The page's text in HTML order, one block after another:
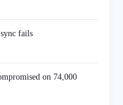
fails
on 74,000